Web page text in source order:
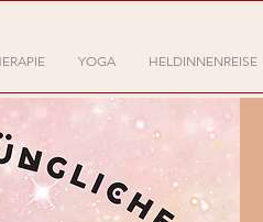
YOGA HELDINNENREISE